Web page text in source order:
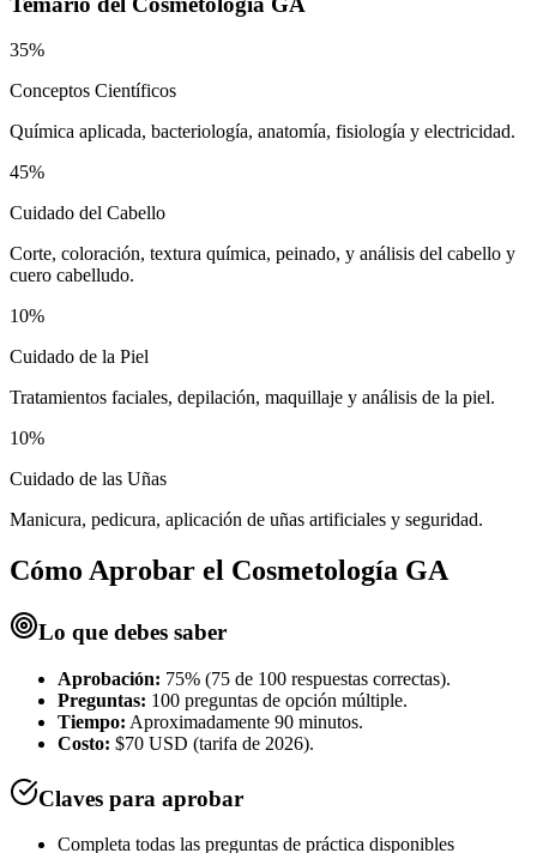
35%
Conceptos Científicos
Química aplicada, bacteriología, anatomía, fisiología y electricidad.
45%
Cuidado del Cabello
Corte, coloración, textura química, peinado, y análisis del cabello y
cuero cabelludo.
10%
Cuidado de la Piel
Tratamientos faciales, depilación, maquillaje y análisis de la piel.
10%
Cuidado de las Uñas
Manicura, pedicura, aplicación de uñas artificiales y seguridad.
Cómo Aprobar el Cosmetología GA
Lo que debes saber
Aprobación: 75% (75 de 100 respuestas correctas).
Preguntas: 100 preguntas de opción múltiple.
Tiempo: Aproximadamente 90 minutos.
Costo: $70 USD (tarifa de 2026).
Claves para aprobar
Completa todas las preguntas de práctica disponibles